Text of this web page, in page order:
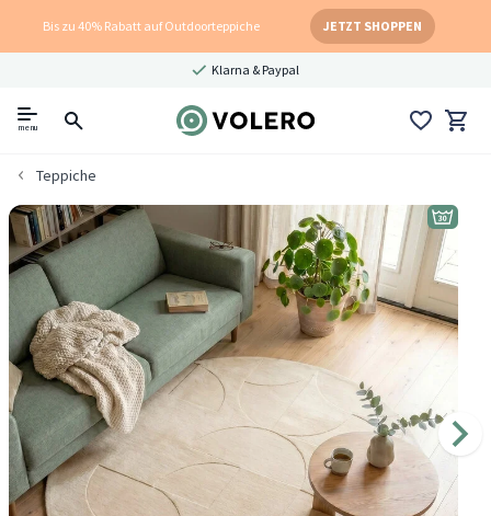
Bis zu 40% Rabatt auf Outdoorteppiche JETZT SHOPPEN
Klarna & Paypal
menu
Teppiche